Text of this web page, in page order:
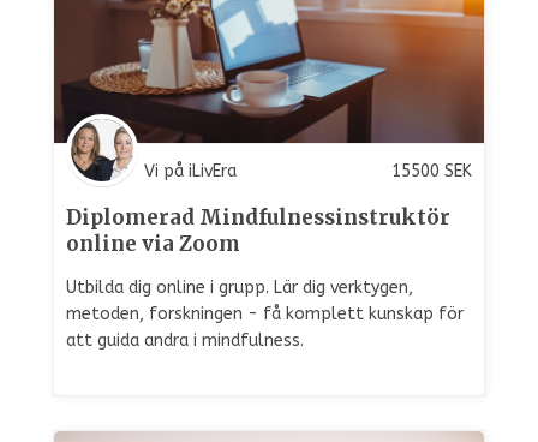
Vi på iLivEra 15500 SEK
Diplomerad Mindfulnessinstruktör
online via Zoom
Utbilda dig online i grupp. Lär dig verktygen,
metoden, forskningen - få komplett kunskap för
att guida andra i mindfulness.